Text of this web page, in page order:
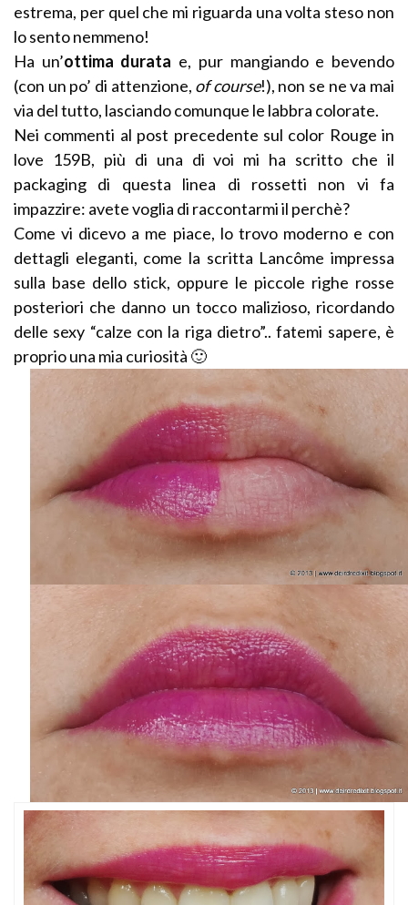
estrema, per quel che mi riguarda una volta steso non
lo sento nemmeno!
Ha un’ottima durata e, pur mangiando e bevendo
(con un po’ di attenzione, of course!), non se ne va mai
via del tutto, lasciando comunque le labbra colorate.
Nei commenti al post precedente sul color Rouge in
love 159B, più di una di voi mi ha scritto che il
packaging di questa linea di rossetti non vi fa
impazzire: avete voglia di raccontarmi il perchè?
Come vi dicevo a me piace, lo trovo moderno e con
dettagli eleganti, come la scritta Lancôme impressa
sulla base dello stick, oppure le piccole righe rosse
posteriori che danno un tocco malizioso, ricordando
delle sexy “calze con la riga dietro”.. fatemi sapere, è
proprio una mia curiosità 🙂